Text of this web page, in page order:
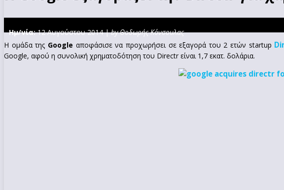
Ημ/νία:12 Αυγούστου 2014 |by Θοδωρής Κόνσουλας
Η ομάδα της Google αποφάσισε να προχωρήσει σε εξαγορά του 2 ετών startup
Google, αφού η συνολική χρηματοδότηση του Directr είναι 1,7 εκατ. δολάρια.